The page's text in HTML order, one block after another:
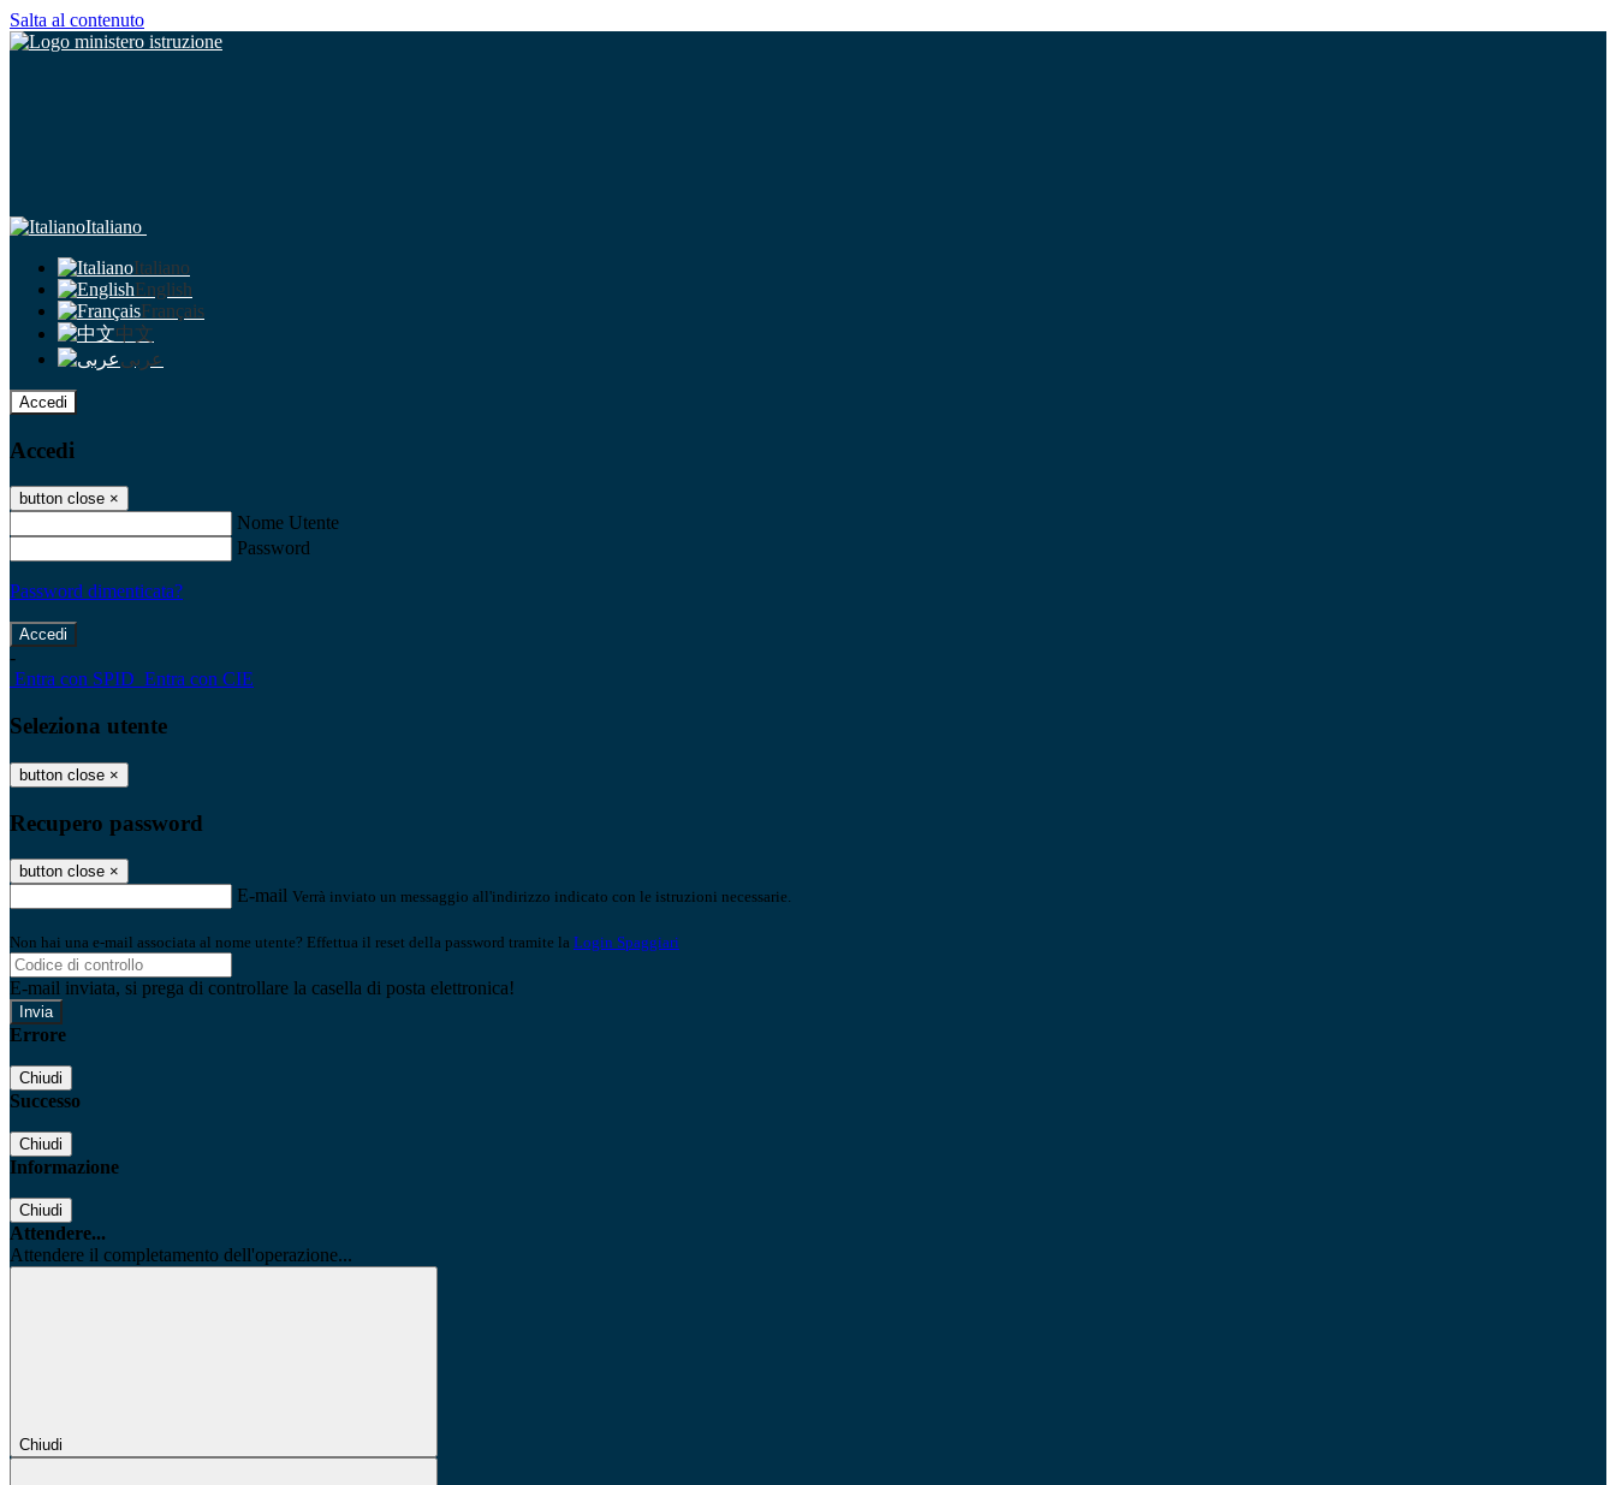
Salta al contenuto
Italiano
Italiano
English
Français
中文
عربى
Accedi
Accedi
button close ×
Nome Utente
Password
Password dimenticata?
-
Entra con SPID Entra con CIE
Seleziona utente
button close ×
Recupero password
button close ×
E-mail Verrà inviato un messaggio all'indirizzo indicato con le istruzioni necessarie.
Non hai una e-mail associata al nome utente? Effettua il reset della password tramite la Login Spaggiari
E-mail inviata, si prega di controllare la casella di posta elettronica!
Errore
Chiudi
Successo
Chiudi
Informazione
Chiudi
Attendere...
Attendere il completamento dell'operazione...
Chiudi